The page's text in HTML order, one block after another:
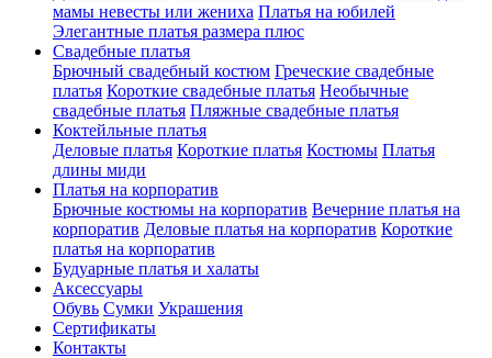
мамы невесты или жениха Платья на юбилей
Элегантные платья размера плюс
Свадебные платья
Брючный свадебный костюм Греческие свадебные
платья Короткие свадебные платья Необычные
свадебные платья Пляжные свадебные платья
Коктейльные платья
Деловые платья Короткие платья Костюмы Платья
длины миди
Платья на корпоратив
Брючные костюмы на корпоратив Вечерние платья на
корпоратив Деловые платья на корпоратив Короткие
платья на корпоратив
Будуарные платья и халаты
Аксессуары
Обувь Сумки Украшения
Сертификаты
Контакты